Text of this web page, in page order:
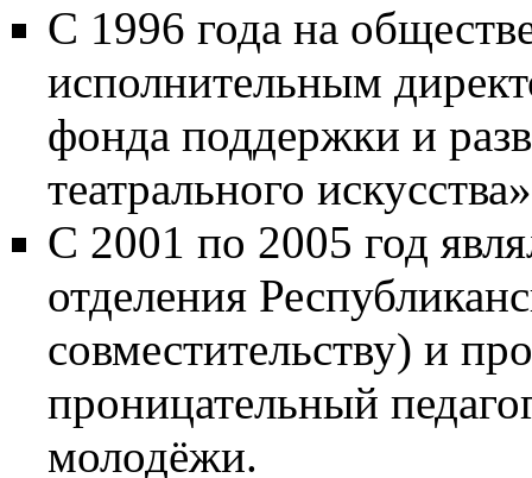
С 1996 года на
исполнительным
фонда поддержки и
театрального
С 2001 по 2005 год
отделения
совместительству) и
проницательный
молодёжи.